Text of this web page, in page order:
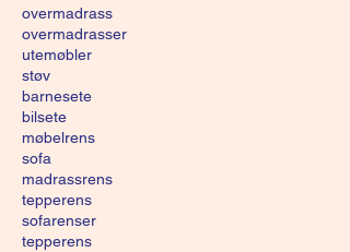
overmadrass
overmadrasser
utemøbler
støv
barnesete
bilsete
møbelrens
sofa
madrassrens
tepperens
sofarenser
tepperens